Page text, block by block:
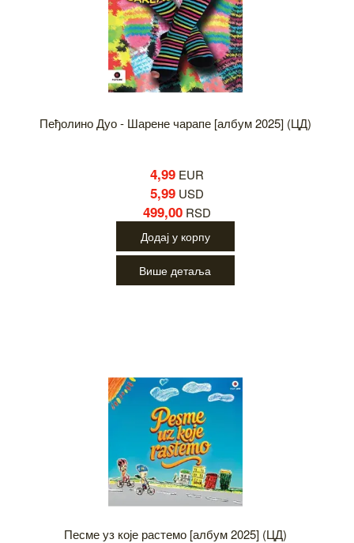
Пеђолино Дуо - Шарене чарапе [албум 2025] (ЦД)
4,99 EUR
5,99 USD
499,00 RSD
Додај у корпу
Више детаља
Песме уз које растемо [албум 2025] (ЦД)